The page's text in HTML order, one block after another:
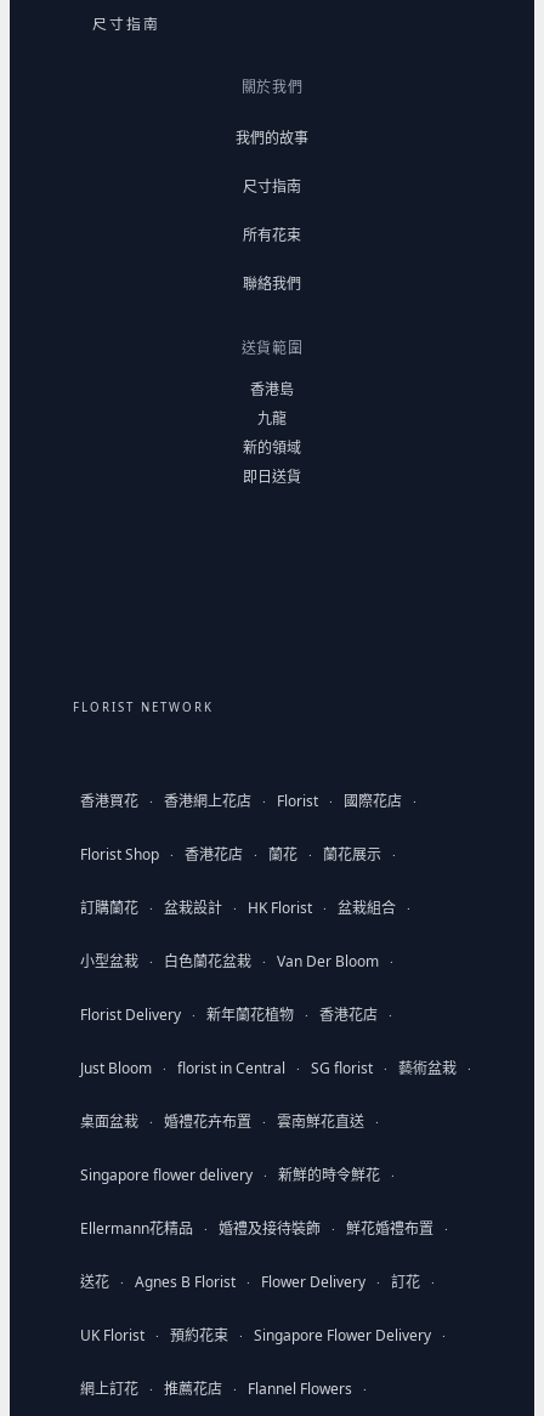
尺寸指南
關於我們
我們的故事
尺寸指南
所有花束
聯絡我們
送貨範圍
香港島
九龍
新的領域
即日送貨
FLORIST NETWORK
香港買花 · 香港網上花店 · Florist · 國際花店 ·
Florist Shop · 香港花店 · 蘭花 · 蘭花展示 ·
訂購蘭花 · 盆栽設計 · HK Florist · 盆栽組合 ·
小型盆栽 · 白色蘭花盆栽 · Van Der Bloom ·
Florist Delivery · 新年蘭花植物 · 香港花店 ·
Just Bloom · florist in Central · SG florist · 藝術盆栽 ·
桌面盆栽 · 婚禮花卉布置 · 雲南鮮花直送 ·
Singapore flower delivery · 新鮮的時令鮮花 ·
Ellermann花精品 · 婚禮及接待裝飾 · 鮮花婚禮布置 ·
送花 · Agnes B Florist · Flower Delivery · 訂花 ·
UK Florist · 預約花束 · Singapore Flower Delivery ·
網上訂花 · 推薦花店 · Flannel Flowers ·